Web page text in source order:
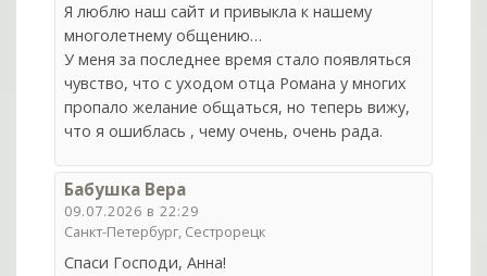
Я люблю наш сайт и привыкла к нашему
многолетнему общению…
У меня за последнее время стало появляться
чувство, что с уходом отца Романа у многих
пропало желание общаться, но теперь вижу,
что я ошиблась , чему очень, очень рада.
Бабушка Вера
09.07.2026 в 22:29
Санкт-Петербург, Сестрорецк
Спаси Господи, Анна!